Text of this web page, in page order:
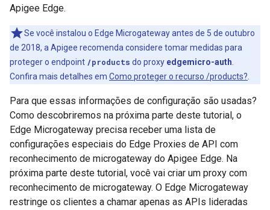
Apigee Edge.
Se você instalou o Edge Microgateway antes de 5 de outubro
de 2018, a Apigee recomenda considere tomar medidas para
proteger o endpoint /products do proxy edgemicro-auth
Confira mais detalhes em Como proteger o recurso /products?
Para que essas informações de configuração são usadas?
Como descobriremos na próxima parte deste tutorial, o
Edge Microgateway precisa receber uma lista de
configurações especiais do Edge Proxies de API com
reconhecimento de microgateway do Apigee Edge. Na
próxima parte deste tutorial, você vai criar um proxy com
reconhecimento de microgateway. O Edge Microgateway
restringe os clientes a chamar apenas as APIs lideradas